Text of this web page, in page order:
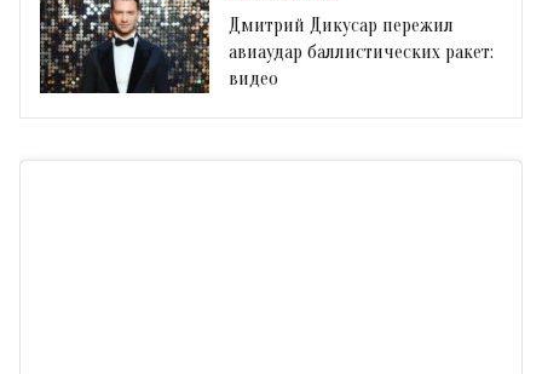
Дмитрий Дикусар пережил
авиаудар баллистических ракет:
видео